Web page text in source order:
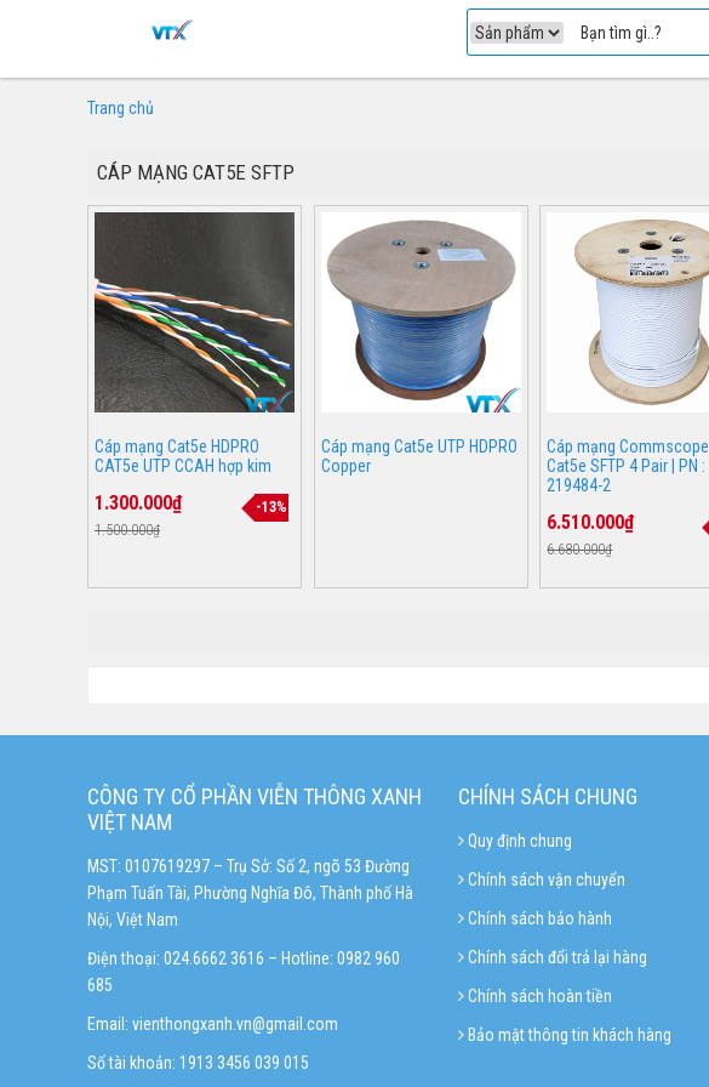
Trang chủ
CÁP MẠNG CAT5E SFTP
Cáp mạng Cat5e HDPRO
CAT5e UTP CCAH hợp kim
1.300.000₫
1.500.000₫
-13%
Cáp mạng Cat5e UTP HDPRO
Copper
Cáp mạng Commscope
Cat5e SFTP 4 Pair | PN :
219484-2
6.510.000₫
6.680.000₫
CÔNG TY CỔ PHẦN VIỄN THÔNG XANH
VIỆT NAM
MST: 0107619297 – Trụ Sở: Số 2, ngõ 53 Đường
Phạm Tuấn Tài, Phường Nghĩa Đô, Thành phố Hà
Nội, Việt Nam
Điện thoại: 024.6662 3616 – Hotline: 0982 960
685
Email: vienthongxanh.vn@gmail.com
Số tài khoản: 1913 3456 039 015
CHÍNH SÁCH CHUNG
Quy định chung
Chính sách vận chuyển
Chính sách bảo hành
Chính sách đổi trả lại hàng
Chính sách hoàn tiền
Bảo mật thông tin khách hàng